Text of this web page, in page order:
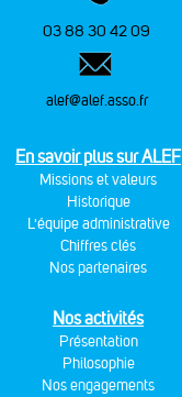
03 88 30 42 09
alef@alef.asso.fr
En savoir plus sur ALEF
Missions et valeurs
Historique
L'équipe administrative
Chiffres clés
Nos partenaires
Nos activités
Présentation
Philosophie
Nos engagements